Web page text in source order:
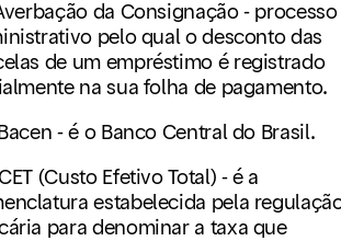
da Consignação - processo
pelo qual o desconto das
de um empréstimo é registrado
na sua folha de pagamento.
- é o Banco Central do Brasil.
(Custo Efetivo Total) - é a
estabelecida pela
para denominar a taxa que